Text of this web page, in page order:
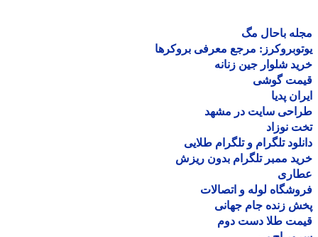
باحال مگ
مرجع معرفی بروکرها
شلوار جین زنانه
گوشی
پدیا
سایت در مشهد
نوزاد
تلگرام و تلگرام طلایی
ممبر تلگرام بدون ریزش
لوله و اتصالات
زنده جام جهانی
طلا دست دوم